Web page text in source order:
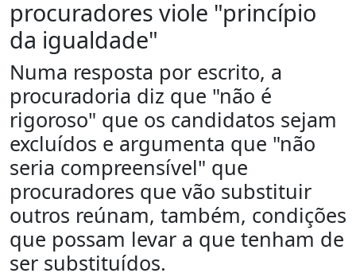
procuradores viole "princípio
da igualdade"
Numa resposta por escrito, a
procuradoria diz que "não é
rigoroso" que os candidatos sejam
excluídos e argumenta que "não
seria compreensível" que
procuradores que vão substituir
outros reúnam, também, condições
que possam levar a que tenham de
ser substituídos.